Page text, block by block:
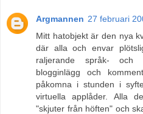
Argmannen 27 februari
Mitt hatobjekt är den nya
där alla och envar
raljerande språk- och
blogginlägg och
påkomna i stunden i
virtuella applåder. Alla
"skjuter från höften" och